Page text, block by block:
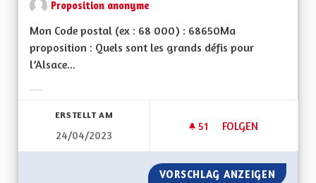
Proposition anonyme
Mon Code postal (ex : 68 000) : 68650Ma
proposition : Quels sont les grands défis pour
l’Alsace...
ERSTELLT AM
24/04/2023
51 51 FOLLOWER
FOLGEN
ALSACE ET
VORSCHLAG ANZEIGEN